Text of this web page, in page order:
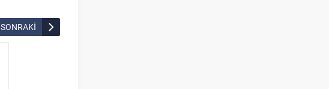
SONRAKİ